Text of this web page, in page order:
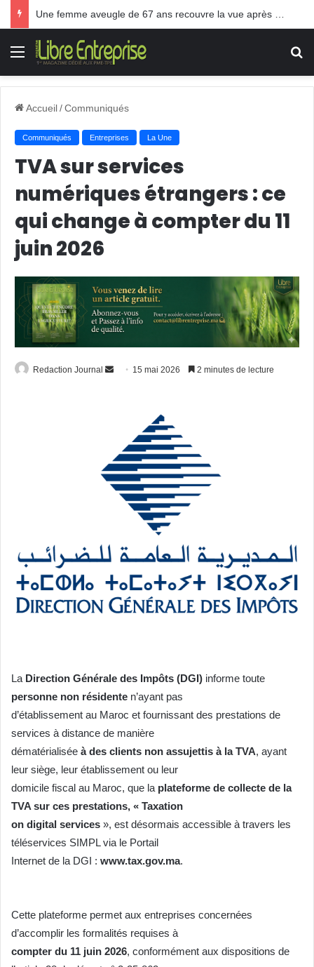
Menu
Accueil/Communiqués
Communiqués Entreprises La Une
TVA sur services
numériques étrangers : ce
qui change à compter du 11
juin 2026
Redaction Journal
Envoyer15 mai 2026 2 minutes de lecture
La Direction Générale des Impôts (DGI) informe toute
personne non résidente n’ayant pas
d’établissement au Maroc et fournissant des prestations de
services à distance de manière
dématérialisée à des clients non assujettis à la TVA, ayant
leur siège, leur établissement ou leur
domicile fiscal au Maroc, que la plateforme de collecte de la
TVA sur ces prestations, « Taxation
on digital services », est désormais accessible à travers les
téléservices SIMPL via le Portail
Internet de la DGI : www.tax.gov.ma.
Cette plateforme permet aux entreprises concernées
d’accomplir les formalités requises à
compter du 11 juin 2026, conformément aux dispositions de